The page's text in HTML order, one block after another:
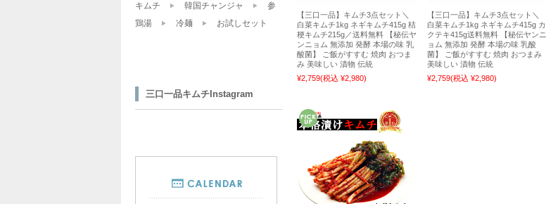
【三口一品】キムチ3点セット＼
白菜キムチ1kg ネギキムチ415g 桔
梗キムチ215g／送料無料 【秘伝ヤ
ンニョム 無添加 発酵 本場の味 乳
酸菌】 ご飯がすすむ 焼肉 おつま
み 美味しい 漬物 伝統
¥2,759(税込 ¥2,980)
【三口一品】キムチ3点セット＼
白菜キムチ1kg ネギキムチ415g カ
クテキ415g送料無料 【秘伝ヤンニ
ョム 無添加 発酵 本場の味 乳酸
菌】 ご飯がすすむ 焼肉 おつまみ
美味しい 漬物 伝統
¥2,759(税込 ¥2,980)
キムチ
韓国チャンジャ
参
鶏湯
冷麺 お試しセット
三口一品キムチInstagram